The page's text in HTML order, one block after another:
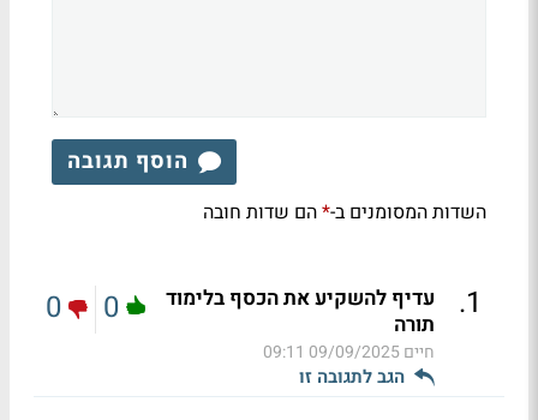
הוסף תגובה
השדות המסומנים ב-*הם שדות חובה
1
.
עדיף להשקיע את הכסף בלימוד
תורה
חיים09/09/2025 09:11
הגב לתגובה זו
0
0